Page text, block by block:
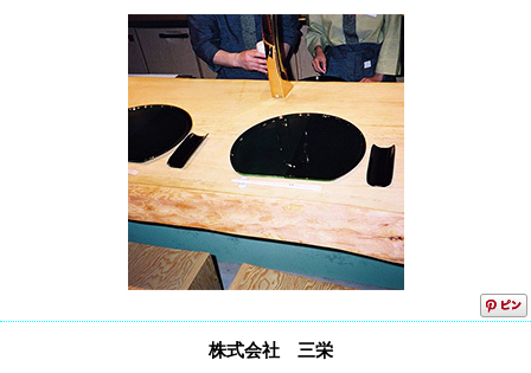
株式会社 三栄